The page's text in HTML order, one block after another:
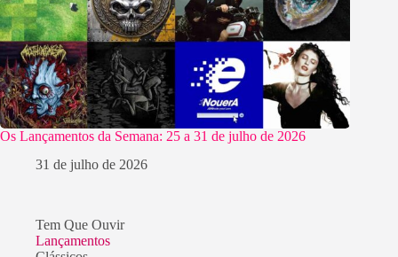
Os Lançamentos da Semana: 25 a 31 de julho de 2026
31 de julho de 2026
Tem Que Ouvir
Lançamentos